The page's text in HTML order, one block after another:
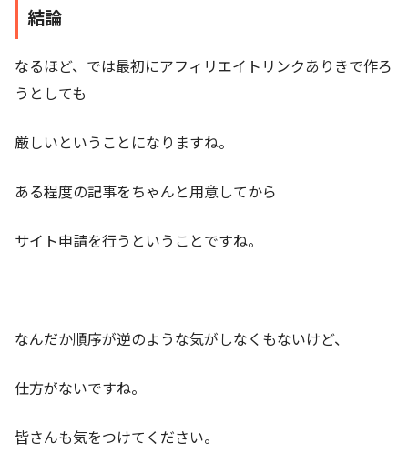
結論
なるほど、では最初にアフィリエイトリンクありきで作ろ
うとしても
厳しいということになりますね。
ある程度の記事をちゃんと用意してから
サイト申請を行うということですね。
なんだか順序が逆のような気がしなくもないけど、
仕方がないですね。
皆さんも気をつけてください。